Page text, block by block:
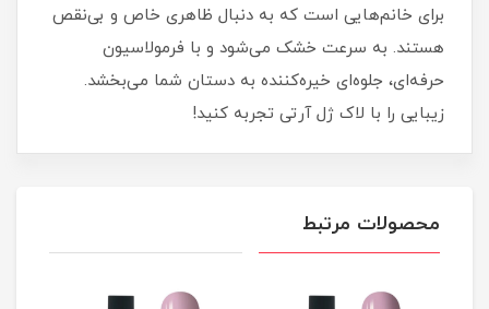
برای خانم‌هایی است که به دنبال ظاهری خاص و بی‌نقص
هستند. به سرعت خشک می‌شود و با فرمولاسیون
حرفه‌ای، جلوه‌ای خیره‌کننده به دستان شما می‌بخشد.
زیبایی را با لاک ژل آرتی تجربه کنید!
محصولات مرتبط